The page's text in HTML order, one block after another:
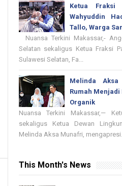
Ketua Fraksi
Wahyuddin
Tallo, Warga
Nuansa Terkini Makassar,-
Selatan sekaligus Ketua Fraksi
Sulawesi Selatan, Fa...
Melinda
Rumah
Organik
Nuansa Terkini Makassar,—
sekaligus Ketua Dewan
Melinda Aksa Munafri,
This Month's News